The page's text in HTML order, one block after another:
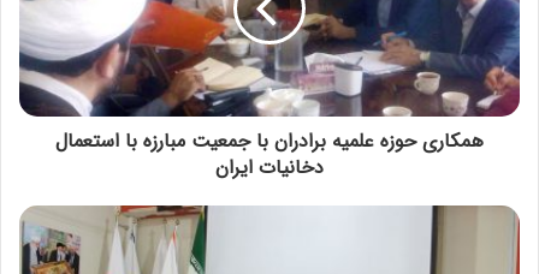
همکاری حوزه علمیه برادران با جمعیت مبارزه با استعمال
دخانیات ایران